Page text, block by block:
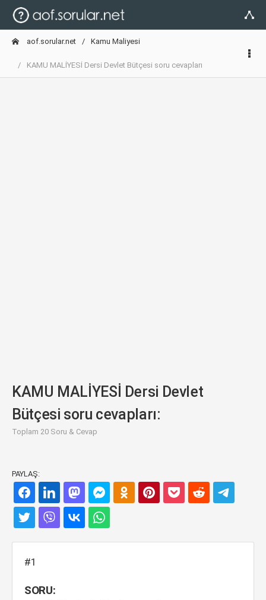
aof.sorular.net Kamu Maliyesi
KAMU MALİYESİ Dersi Devlet Bütçesi soru cevapları
KAMU MALİYESİ Dersi Devlet
Bütçesi soru cevapları:
Toplam 20 Soru & Cevap
PAYLAŞ:
#1
SORU: